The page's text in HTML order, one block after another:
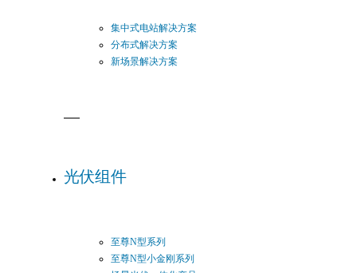
集中式电站解决方案
分布式解决方案
新场景解决方案
光伏组件
至尊N型系列
至尊N型小金刚系列